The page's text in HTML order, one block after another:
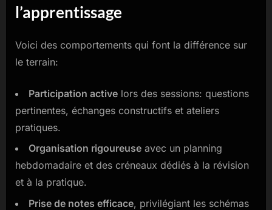
l’apprentissage
Voici des comportements qui font la différence sur
le terrain:
Participation active lors des sessions: questions
pertinentes, échanges constructifs et ateliers
pratiques.
Organisation rigoureuse avec un planning
hebdomadaire et des créneaux dédiés à la révision
et à la pratique.
Prise de notes efficace, privilégiant les schémas